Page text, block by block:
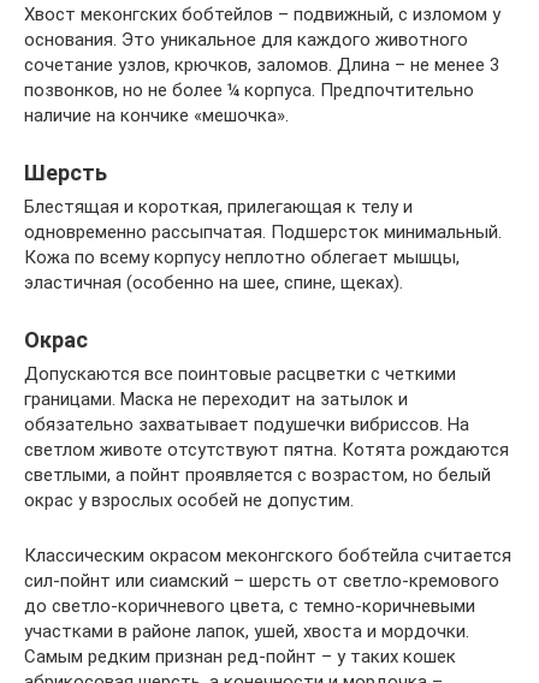
Хвост меконгских бобтейлов – подвижный, с изломом у
основания. Это уникальное для каждого животного
сочетание узлов, крючков, заломов. Длина – не менее 3
позвонков, но не более ¼ корпуса. Предпочтительно
наличие на кончике «мешочка».
Шерсть
Блестящая и короткая, прилегающая к телу и
одновременно рассыпчатая. Подшерсток минимальный.
Кожа по всему корпусу неплотно облегает мышцы,
эластичная (особенно на шее, спине, щеках).
Окрас
Допускаются все поинтовые расцветки с четкими
границами. Маска не переходит на затылок и
обязательно захватывает подушечки вибриссов. На
светлом животе отсутствуют пятна. Котята рождаются
светлыми, а пойнт проявляется с возрастом, но белый
окрас у взрослых особей не допустим.
Классическим окрасом меконгского бобтейла считается
сил-пойнт или сиамский – шерсть от светло-кремового
до светло-коричневого цвета, с темно-коричневыми
участками в районе лапок, ушей, хвоста и мордочки.
Самым редким признан ред-пойнт – у таких кошек